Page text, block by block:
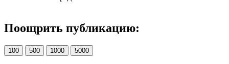
Поощрить публикацию:
100 500 1000 5000